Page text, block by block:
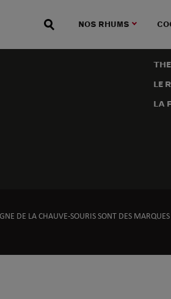
NOS RHUMS
LE
LA
DE LA CHAUVE-SOURIS SONT DES